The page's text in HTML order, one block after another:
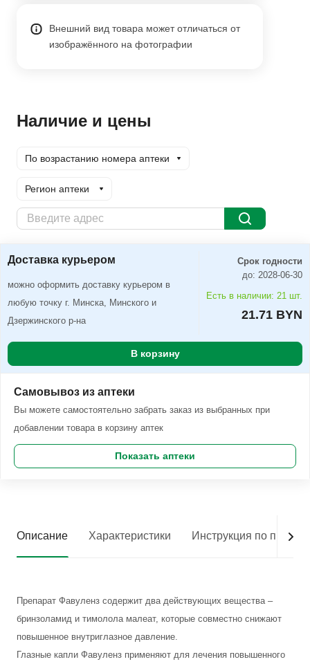
Внешний вид товара может отличаться от
изображённого на фотографии
Наличие и цены
По возрастанию номера аптеки
Регион аптеки
Доставка курьером Заказать
Доставка курьером
можно оформить доставку курьером в
любую точку г. Минска, Минского и
Дзержинского р-на
Срок годности
до: 2028-06-30
Есть в наличии: 21 шт.
21.71 BYN
В корзину
Самовывоз из аптеки
Вы можете самостоятельно забрать заказ из выбранных при
добавлении товара в корзину аптек
Показать аптеки
Описание Характеристики Инструкция по
Препарат Фавуленз содержит два действующих вещества –
бринзоламид и тимолола малеат, которые совместно снижают
повышенное внутриглазное давление.
Глазные капли Фавуленз применяют для лечения повышенного